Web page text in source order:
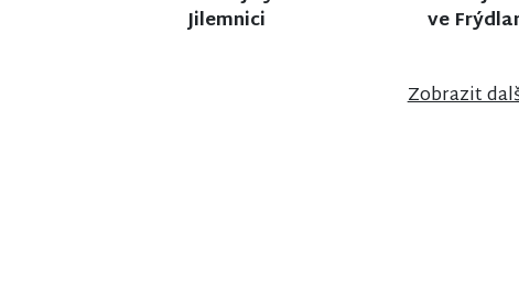
zařízení v Janově nad
ve
Zobrazit